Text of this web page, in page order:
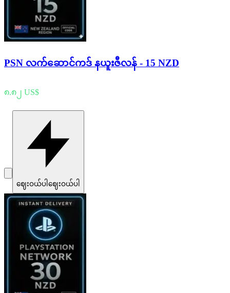
PSN လက်ဆောင်ကဒ် နယူးဇီလန် - 15 NZD
၈.၈၂ US$
ဈေးဝယ်ပါ ဈေးဝယ်ပါ